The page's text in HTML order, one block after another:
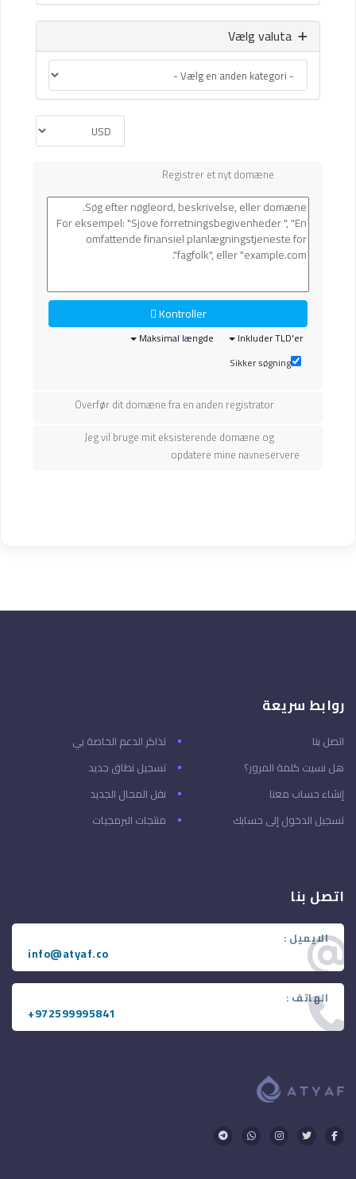
Registrer et nyt domæne
Kontroller
Inkluder TLD'er
Maksimal længde
Sikker søgning
Overfør dit domæne fra en anden registrator
Jeg vil bruge mit eksisterende domæne og
opdatere mine navneservere
روابط سريعة
تذاكر الدعم الخاصة بي
تسجيل نطاق جديد
نقل المجال الجديد
منتجات البرمجيات
اتصل بنا
هل نسيت كلمة المرور؟
إنشاء حساب معنا
تسجيل الدخول إلى حسابك
اتصل بنا
الايميل :
info@atyaf.co
الهاتف :
+972599995841